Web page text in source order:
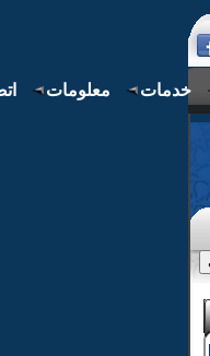
معلومات خدمات